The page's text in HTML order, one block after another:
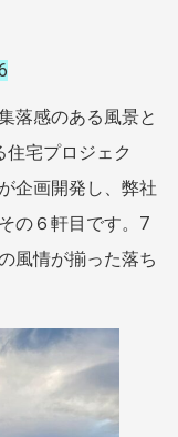
落感のある風景と
宅プロジェク
企画開発し、弊社
の６軒目です。7
風情が揃った落ち